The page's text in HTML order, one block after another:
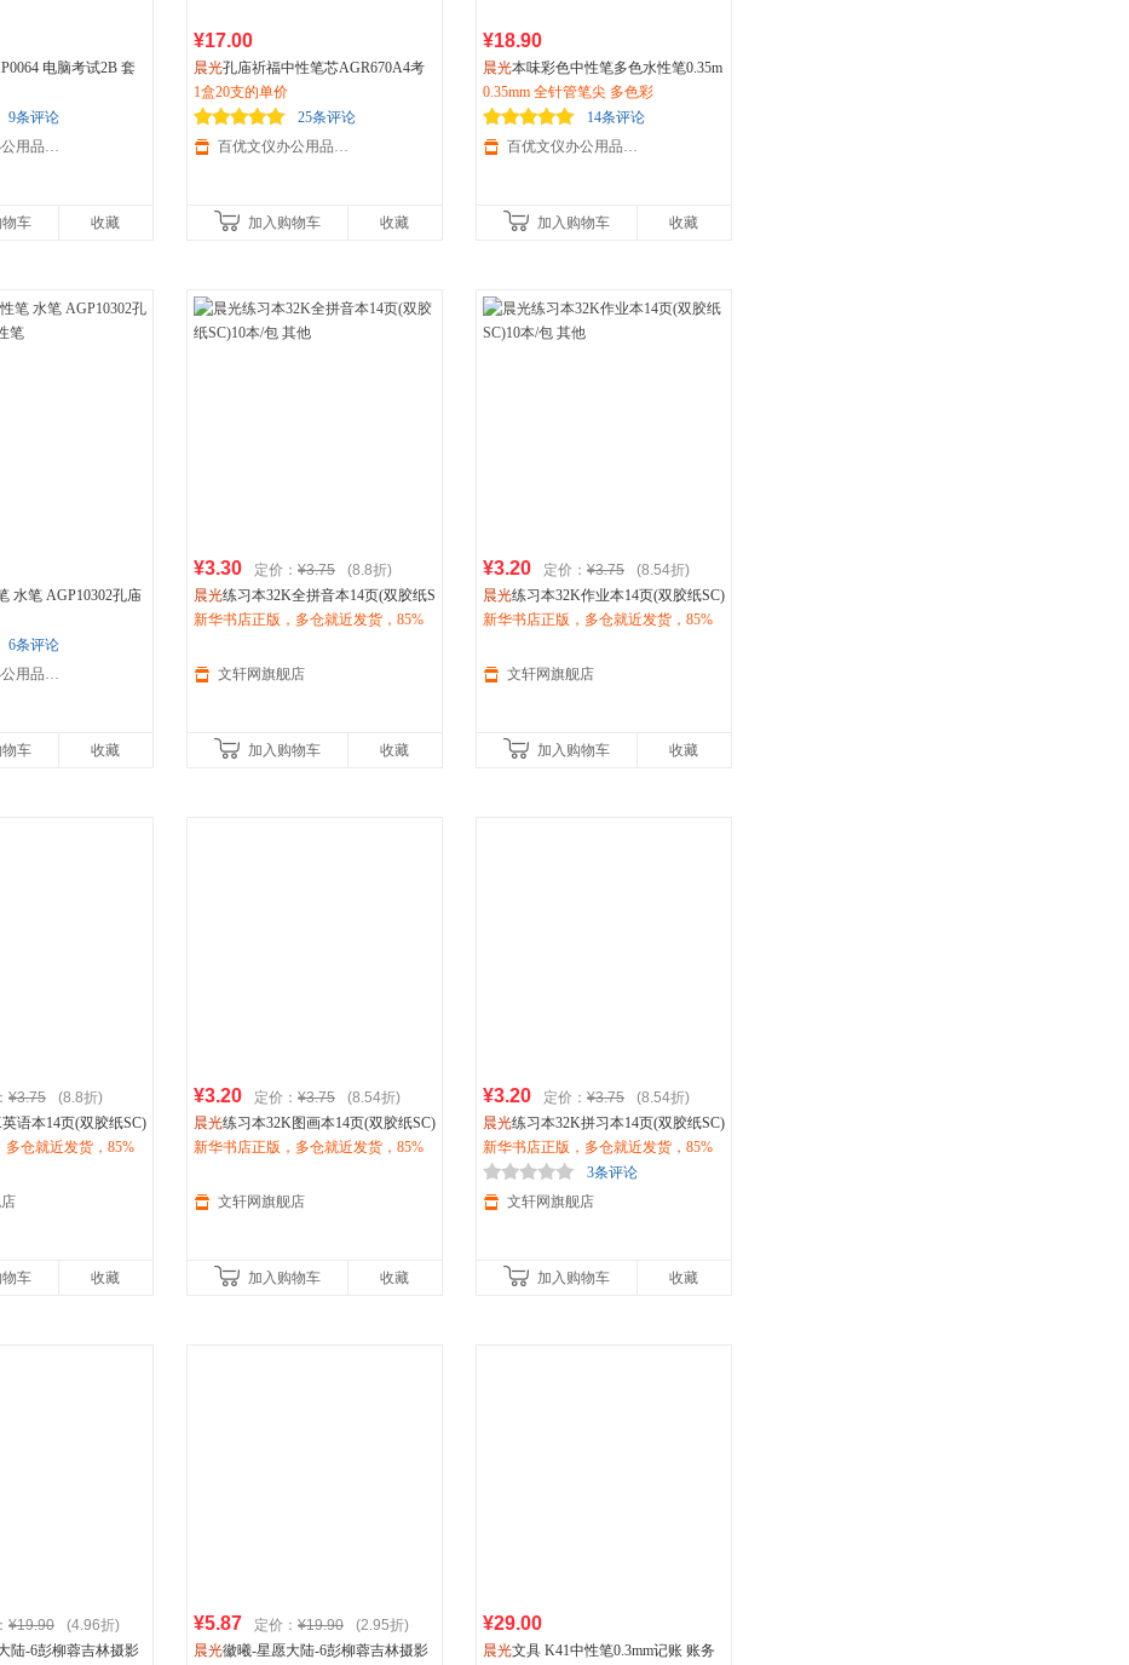
电脑考试2B 套
9条评论
百优文仪办公用品专营店
物车 收藏
¥17.00
晨光孔庙祈福中性笔芯AGR670A4考
试水笔黑色笔芯7001子弹头0.5
1盒20支的单价
25条评论
百优文仪办公用品专营店
加入购物车 收藏
¥18.90
晨光本味彩色中性笔多色水性笔0.35m
m全针管12色套装AGPA6705糖果色学
生用手账笔多色水笔签字笔初高中生
文具
0.35mm 全针管笔尖 多色彩
14条评论
百优文仪办公用品专营店
加入购物车 收藏
水笔 AGP10302孔庙
6条评论
百优文仪办公用品专营店
物车 收藏
¥3.30 定价： ¥3.75
(8.8折)
晨光练习本32K全拼音本14页(双胶纸S
C)10本/包 其他
新华书店正版，多仓就近发货，85%
服！文轩网旗舰店
加入购物车 收藏
¥3.20 定价： ¥3.75
(8.54折)
晨光练习本32K作业本14页(双胶纸SC)
10本/包 其他
新华书店正版，多仓就近发货，85%
服！文轩网旗舰店
加入购物车 收藏
¥3.75
(8.8折)
语本14页(双胶纸SC)
多仓就近发货，85%
物车 收藏
¥3.20 定价： ¥3.75
(8.54折)
晨光练习本32K图画本14页(双胶纸SC)
10本/包 其他
新华书店正版，多仓就近发货，85%
服！文轩网旗舰店
加入购物车 收藏
¥3.20 定价： ¥3.75
(8.54折)
晨光练习本32K拼习本14页(双胶纸SC)
10本/包 其他
新华书店正版，多仓就近发货，85%
城市次日达，团购优惠咨询在线客
服！
3条评论
文轩网旗舰店
加入购物车 收藏
¥19.90
(4.96折)
陆-6彭柳蓉吉林摄影
¥5.87 定价： ¥19.90
(2.95折)
晨光徽曦-星愿大陆-6彭柳蓉吉林摄影
¥29.00
晨光文具 K41中性笔0.3mm记账 账务